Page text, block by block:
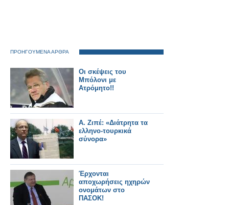
ΠΡΟΗΓΟΥΜΕΝΑ ΑΡΘΡΑ
Οι σκέψεις του
Μπόλονι με
Ατρόμητο!!
Α. Ζιπέ: «Διάτρητα τα
ελληνο-τουρκικά
σύνορα»
Έρχονται
αποχωρήσεις ηχηρών
ονομάτων στο
ΠΑΣΟΚ!